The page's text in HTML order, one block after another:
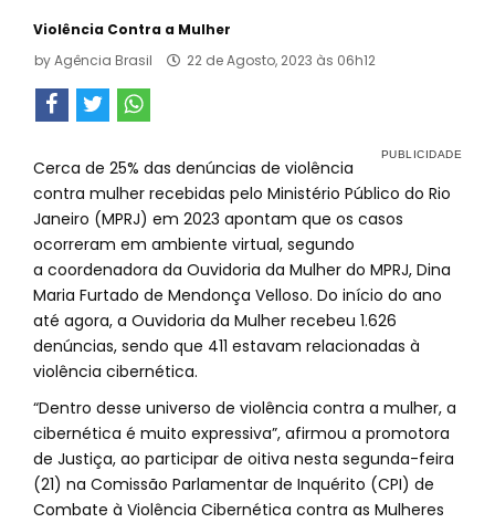
Violência Contra a Mulher
byAgência Brasil 22 de Agosto, 2023 às 06h12
Cerca de 25% das denúncias de violência
contra mulher recebidas pelo Ministério Público do Rio
Janeiro (MPRJ) em 2023 apontam que os casos
ocorreram em ambiente virtual, segundo
a coordenadora da Ouvidoria da Mulher do MPRJ, Dina
Maria Furtado de Mendonça Velloso. Do início do ano
até agora, a Ouvidoria da Mulher recebeu 1.626
denúncias, sendo que 411 estavam relacionadas à
violência cibernética.
“Dentro desse universo de violência contra a mulher, a
cibernética é muito expressiva”, afirmou a promotora
de Justiça, ao participar de oitiva nesta segunda-feira
(21) na Comissão Parlamentar de Inquérito (CPI) de
Combate à Violência Cibernética contra as Mulheres